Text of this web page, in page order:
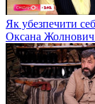
Як убезпечити
Оксана Жолнович